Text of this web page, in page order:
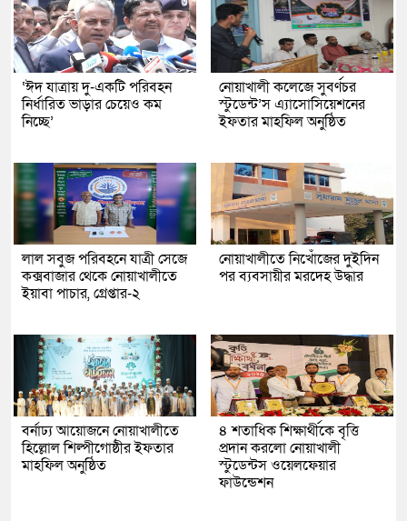
‘ঈদ যাত্রায় দু-একটি পরিবহন
নির্ধারিত ভাড়ার চেয়েও কম
নিচ্ছে’
নোয়াখালী কলেজে সুবর্ণচর
স্টুডেন্ট’স এ্যাসোসিয়েশনের
ইফতার মাহফিল অনুষ্ঠিত
লাল সবুজ পরিবহনে যাত্রী সেজে
কক্সবাজার থেকে নোয়াখালীতে
ইয়াবা পাচার, গ্রেপ্তার-২
নোয়াখালীতে নিখোঁজের দুইদিন
পর ব্যবসায়ীর মরদেহ উদ্ধার
বর্নাঢ্য আয়োজনে নোয়াখালীতে
হিল্লোল শিল্পীগোষ্ঠীর ইফতার
মাহফিল অনুষ্ঠিত
৪ শতাধিক শিক্ষার্থীকে বৃত্তি
প্রদান করলো নোয়াখালী
স্টুডেন্টস ওয়েলফেয়ার
ফাউন্ডেশন